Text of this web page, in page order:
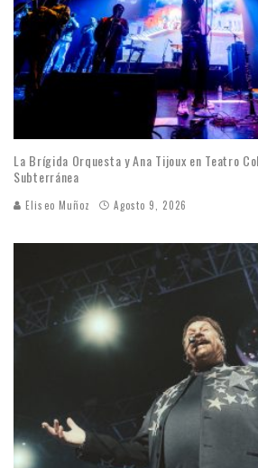
La Brígida Orquesta y Ana Tijoux en Teatro
Subterránea
Eliseo Muñoz Agosto 9, 2026